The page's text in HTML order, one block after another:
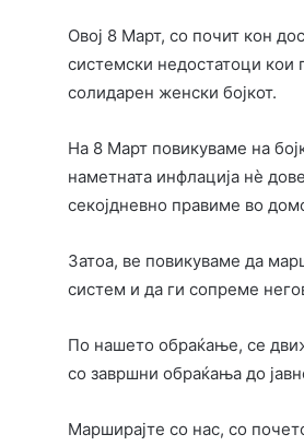
Овој 8 Март, со почит кон
системски недостатоци
солидарен женски бојкот.
На 8 Март повикуваме на
наметната инфлација нѐ
секојдневно правиме во
Затоа, ве повикуваме да
систем и да ги сопреме
По нашето обраќање, се
со завршни обраќања до
Марширајте со нас, со